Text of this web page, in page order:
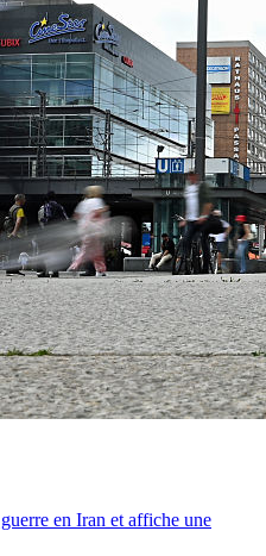
en Iran et affiche une